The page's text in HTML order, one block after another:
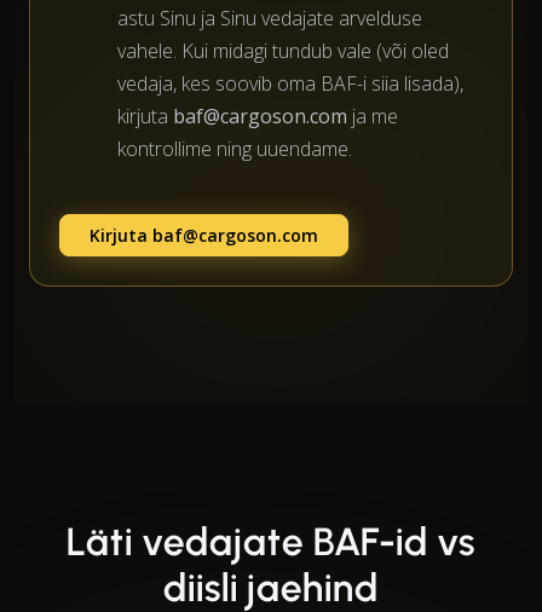
astu Sinu ja Sinu vedajate arvelduse
vahele. Kui midagi tundub vale (või oled
vedaja, kes soovib oma BAF-i siia lisada),
kirjuta baf@cargoson.com ja me
kontrollime ning uuendame.
Kirjuta baf@cargoson.com
Läti vedajate BAF-id vs
diisli jaehind